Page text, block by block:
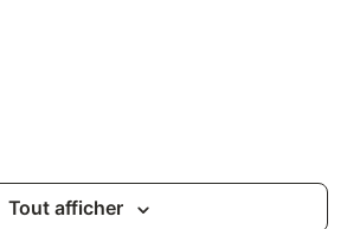
Tout afficher